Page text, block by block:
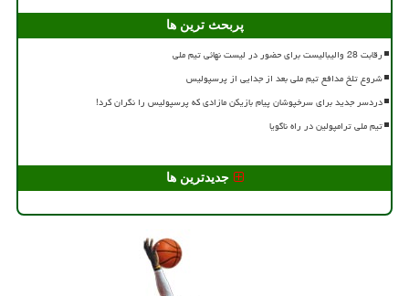
پربحث ترین ها
رقابت 28 والیبالیست برای حضور در لیست نهائی تیم ملی
شروع تلخ مدافع تیم ملی بعد از جدایی از پرسپولیس
دردسر جدید برای سرخپوشان پیام بازیکن مازادی که پرسپولیس را نگران کرد!
تیم ملی ترامپولین در راه ناگویا
جدیدترین ها